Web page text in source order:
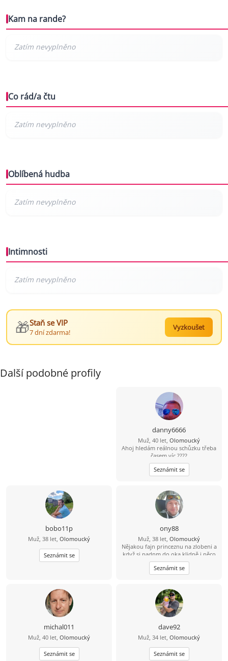
Kam na rande?
Co rád/a čtu
Oblíbená hudba
Intimnosti
🎁Staň se VIP
7 dní zdarma!
Vyzkoušet
Další podobné profily
danny6666
Muž, 40 let, Olomoucký
Ahoj hledám reálnou schůzku třeba
časem víc ????
Seznámit se
bobo11p
Muž, 38 let, Olomoucký
Seznámit se
ony88
Muž, 38 let, Olomoucký
Nějakou fajn princeznu na zlobeni a
když si padnm do oka klidně i něco
vic
Seznámit se
michal011
Muž, 40 let, Olomoucký
Seznámit se
dave92
Muž, 34 let, Olomoucký
Seznámit se